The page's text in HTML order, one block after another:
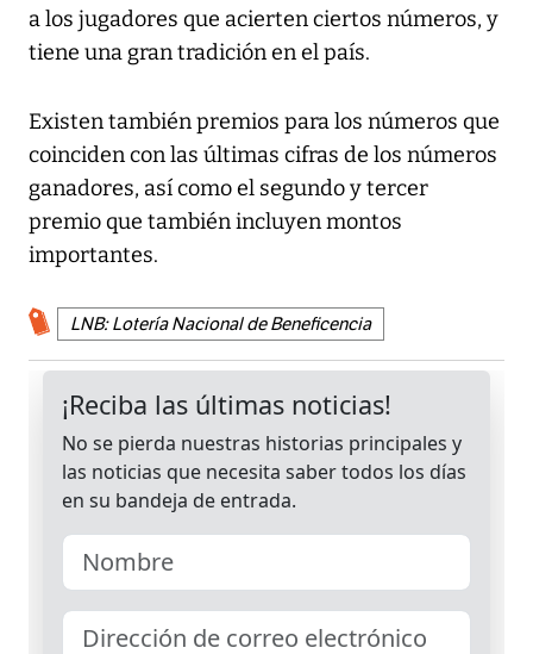
a los jugadores que acierten ciertos números, y
tiene una gran tradición en el país.
Existen también premios para los números que
coinciden con las últimas cifras de los números
ganadores, así como el segundo y tercer
premio que también incluyen montos
importantes.
LNB: Lotería Nacional de Beneficencia